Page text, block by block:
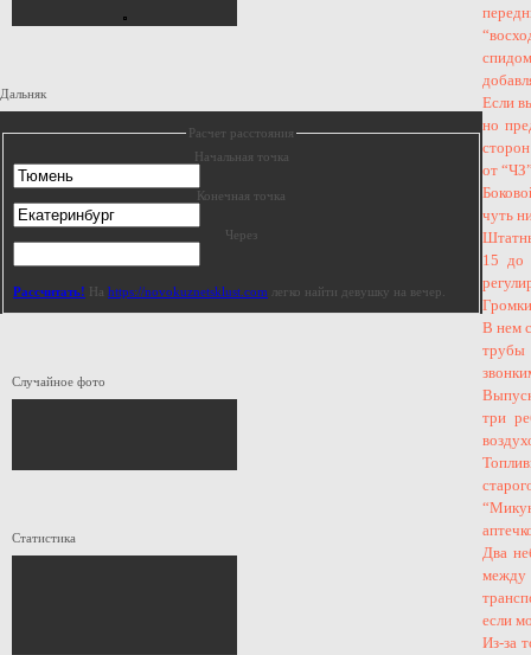
Дальняк
Расчет расстояния
Начальная точка
Конечная точка
Через
Рассчитать! На https://novokuznetsklust.com легко найти девушку на вечер.
Случайное фото
Статистика
Если
но
от
чуть
15 до
В нем
трубы
три
Два
между
если
Из-за